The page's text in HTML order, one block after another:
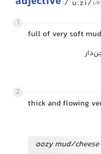
/ˈuːzi/UK
1
full of very soft mud
2
thick and flowing
oozy mud/cheese